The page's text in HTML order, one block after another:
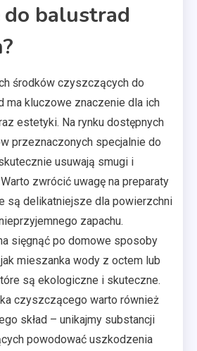
balustrad
środków czyszczących do
ma kluczowe znaczenie dla ich
estetyki. Na rynku dostępnych
przeznaczonych specjalnie do
usuwają smugi i
zwrócić uwagę na preparaty
są delikatniejsze dla powierzchni
zapachu.
sięgnąć po domowe sposoby
mieszanka wody z octem lub
są ekologiczne i skuteczne.
czyszczącego warto również
skład – unikajmy substancji
powodować uszkodzenia